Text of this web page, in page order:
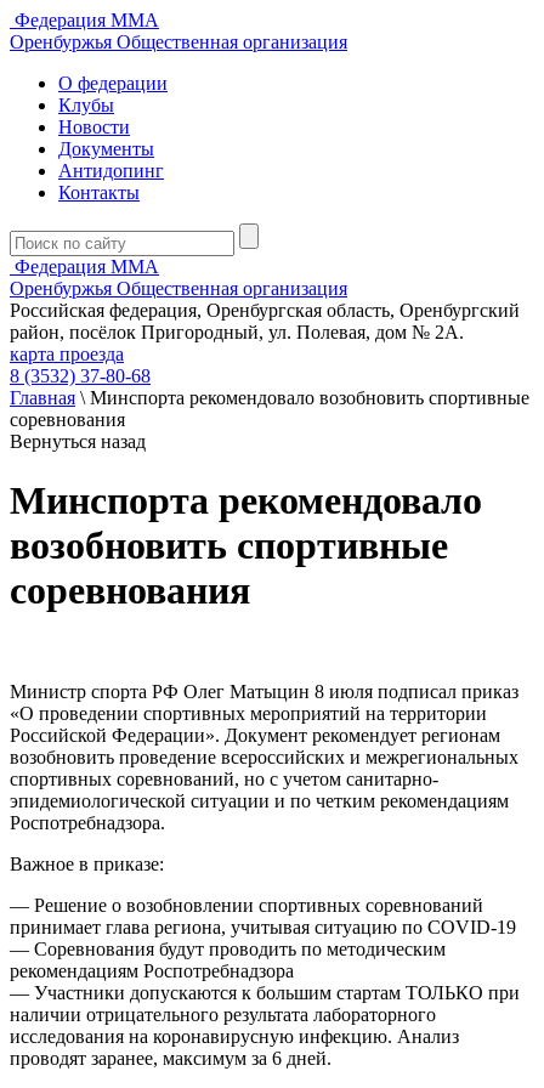
Федерация ММА
Оренбуржья Общественная организация
О федерации
Клубы
Новости
Документы
Антидопинг
Контакты
Федерация ММА
Оренбуржья Общественная организация
Российская федерация, Оренбургская область, Оренбургский
район, посёлок Пригородный, ул. Полевая, дом № 2А.
карта проезда
8 (3532) 37-80-68
Главная \ Минспорта рекомендовало возобновить спортивные
соревнования
Вернуться назад
Минспорта рекомендовало
возобновить спортивные
соревнования
Министр спорта РФ Олег Матыцин 8 июля подписал приказ
«О проведении спортивных мероприятий на территории
Российской Федерации». Документ рекомендует регионам
возобновить проведение всероссийских и межрегиональных
спортивных соревнований, но с учетом санитарно-
эпидемиологической ситуации и по четким рекомендациям
Роспотребнадзора.
Важное в приказе:
— Решение о возобновлении спортивных соревнований
принимает глава региона, учитывая ситуацию по COVID-19
— Соревнования будут проводить по методическим
рекомендациям Роспотребнадзора
— Участники допускаются к большим стартам ТОЛЬКО при
наличии отрицательного результата лабораторного
исследования на коронавирусную инфекцию. Анализ
проводят заранее, максимум за 6 дней.